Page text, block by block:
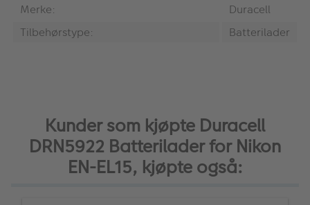
Merke:
Duracell
Tilbehørstype:
Batterilader
Kunder som kjøpte Duracell
DRN5922 Batterilader for Nikon
EN-EL15, kjøpte også: